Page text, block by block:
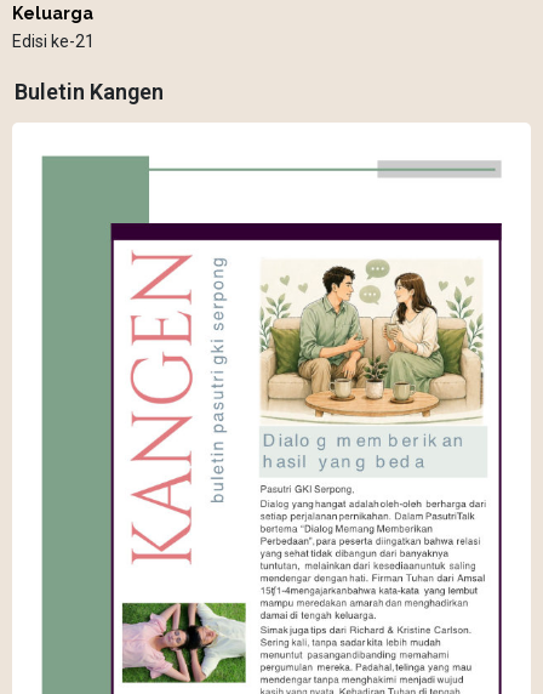
Keluarga
Edisi ke-21
Buletin Kangen